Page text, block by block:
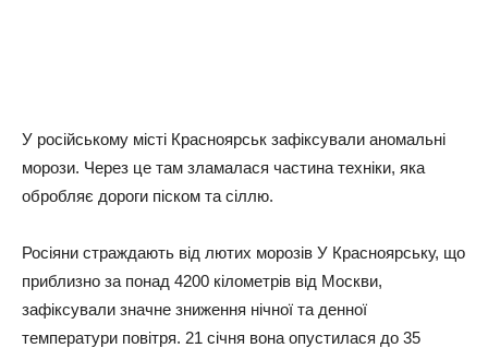
У російському місті Красноярськ зафіксували аномальні
морози. Через це там зламалася частина техніки, яка
обробляє дороги піском та сіллю.
Росіяни страждають від лютих морозів У Красноярську, що
приблизно за понад 4200 кілометрів від Москви,
зафіксували значне зниження нічної та денної
температури повітря. 21 січня вона опустилася до 35